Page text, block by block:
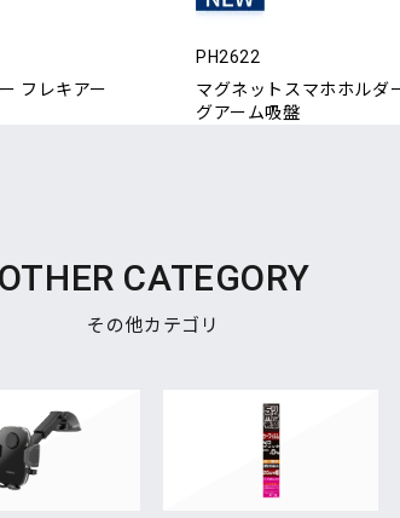
フレキアー
PH2622
マグネットスマホホルダ
グアーム吸盤
OTHER CATEGORY
その他カテゴリ